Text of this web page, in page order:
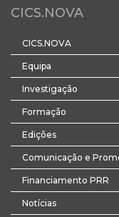
CICS.NOVA
CICS.NOVA
Equipa
Investigação
Formação
Edições
Comunicação e
Financiamento PRR
Notícias